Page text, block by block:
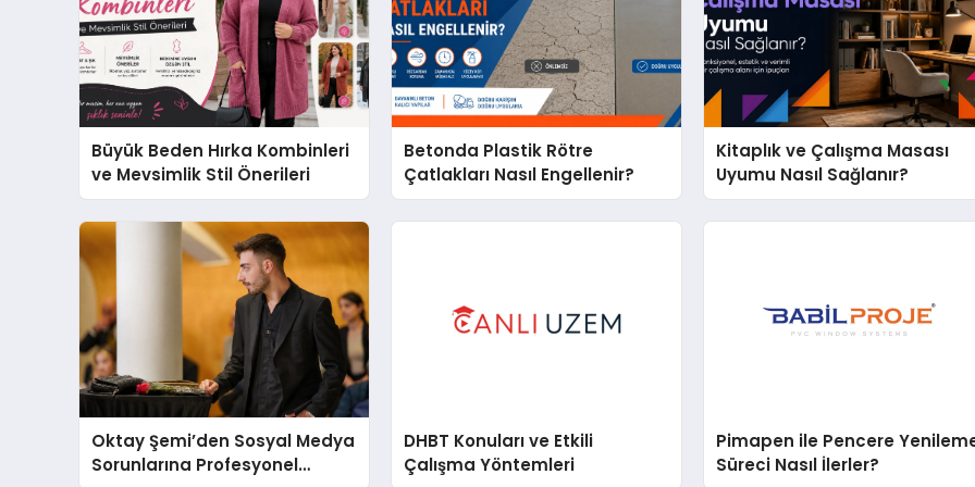
Büyük Beden Hırka Kombinleri
ve Mevsimlik Stil Önerileri
Betonda Plastik Rötre
Çatlakları Nasıl Engellenir?
Kitaplık ve Çalışma Masası
Uyumu Nasıl Sağlanır?
Oktay Şemi’den Sosyal Medya
Sorunlarına Profesyonel
DHBT Konuları ve Etkili
Çalışma Yöntemleri
Pimapen ile Pencere
Süreci Nasıl İlerler?